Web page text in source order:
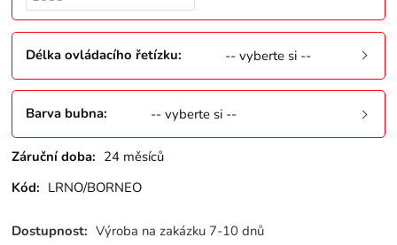
Délka ovládacího řetízku: -- vyberte si --
Barva bubna: -- vyberte si --
Záruční doba: 24 měsíců
Kód: LRNO/BORNEO
Dostupnost: Výroba na zakázku 7-10 dnů